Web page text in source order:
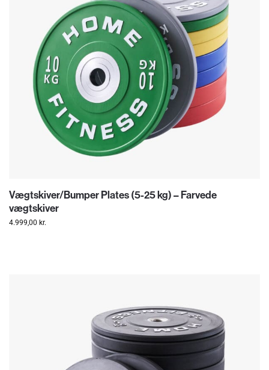
Vægtskiver/Bumper Plates (5-25 kg) – Farvede
vægtskiver
4.999,00 kr.